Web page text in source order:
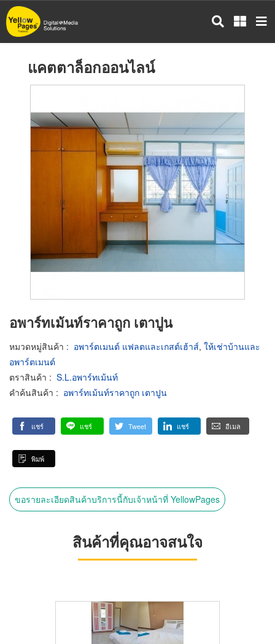
ข้าม
ไป
แคตตาล็อกออนไลน์
อพาร์ทเม้นท์ราคาถูก เตาปูน
หมวดหมู่สินค้า : อพาร์ตเมนต์ แฟลตและเกสต์เฮ้าส์, ให้เช่าบ้านและ
อพาร์ตเมนต์
ตราสินค้า : S.L.อพาร์ทเม้นท์
คำค้นสินค้า : อพาร์ทเม้นท์ราคาถูก เตาปูน
แชร์ แชร์ Tweet แชร์ อีเมล
พิมพ์
ขอรายละเอียดสินค้าบริการนี้กับเจ้าหน้าที่ YellowPages
สินค้าที่คุณอาจสนใจ